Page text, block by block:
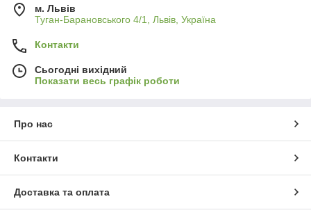
м. Львів
Туган-Барановського 4/1, Львів, Україна
Контакти
Сьогодні вихідний
Показати весь графік роботи
Про нас
Контакти
Доставка та оплата